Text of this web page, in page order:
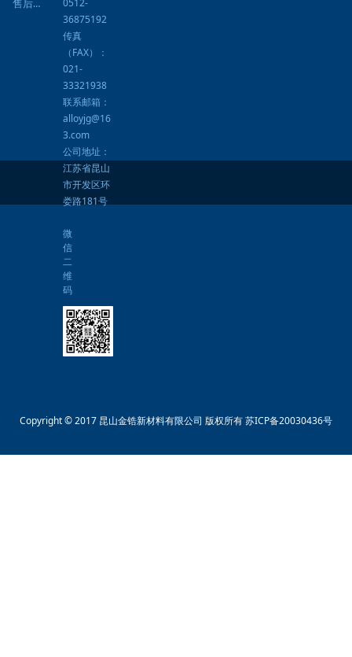
0512-
36875192
传真
（FAX）：
021-
33321938
联系邮箱：
alloyjg@16
3.com
公司地址：
江苏省昆山
市开发区环
娄路181号
售后服务
微
信
二
维
码
Copyright © 2017 昆山金锆新材料有限公司 版权所有苏ICP备20030436号